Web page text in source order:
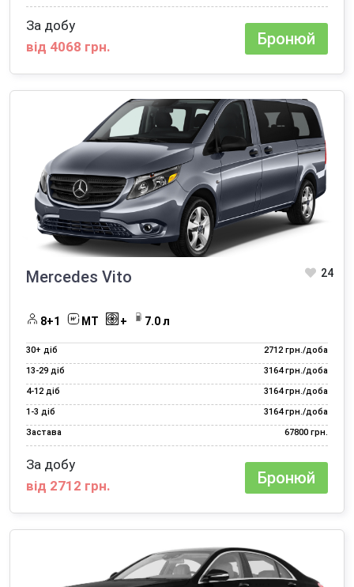
За добу
від 4068 грн.
Бронюй
Mercedes Vito 24
8+1 МТ + 7.0 л
30+ діб
2712 грн./доба
13‑29 діб
3164 грн./доба
4‑12 діб
3164 грн./доба
1‑3 діб
3164 грн./доба
Застава
67800 грн.
За добу
від 2712 грн.
Бронюй